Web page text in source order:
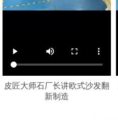
皮匠大师石厂长讲欧式沙发翻
新制造